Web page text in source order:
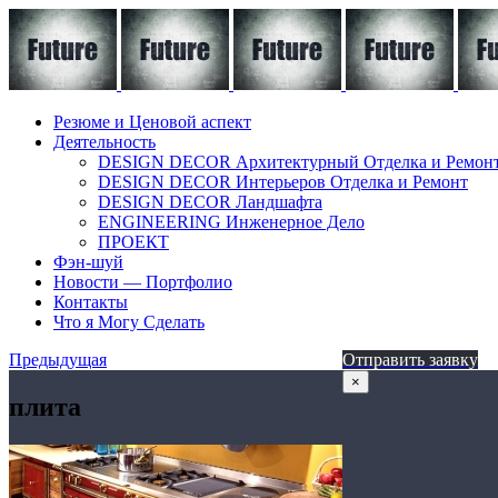
Резюме и Ценовой аспект
Деятельность
DESIGN DECOR Архитектурный Отделка и
DESIGN DECOR Интерьеров Отделка и Ремонт
DESIGN DECOR Ландшафта
ENGINEERING Инженерное Дело
ПРОЕКТ
Фэн-шуй
Новости — Портфолио
Контакты
Что я Могу Сделать
Предыдущая
плита
Отправить заявку
×